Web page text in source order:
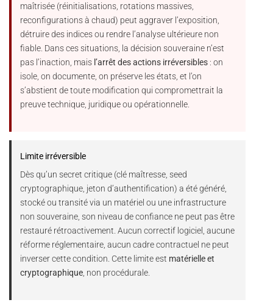
maîtrisée (réinitialisations, rotations massives,
reconfigurations à chaud) peut aggraver l’exposition,
détruire des indices ou rendre l’analyse ultérieure non
fiable. Dans ces situations, la décision souveraine n’est
pas l’inaction, mais l’arrêt des actions irréversibles : on
isole, on documente, on préserve les états, et l’on
s’abstient de toute modification qui compromettrait la
preuve technique, juridique ou opérationnelle.
Limite irréversible
Dès qu’un secret critique (clé maîtresse, seed
cryptographique, jeton d’authentification) a été généré,
stocké ou transité via un matériel ou une infrastructure
non souveraine, son niveau de confiance ne peut pas être
restauré rétroactivement. Aucun correctif logiciel, aucune
réforme réglementaire, aucun cadre contractuel ne peut
inverser cette condition. Cette limite est matérielle et
cryptographique, non procédurale.